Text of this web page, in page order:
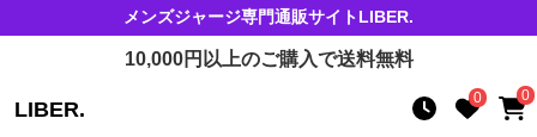
メンズジャージ専門通販サイトLIBER.
10,000円以上のご購入で送料無料
LIBER. 0 0